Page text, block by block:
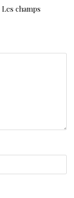
Les champs